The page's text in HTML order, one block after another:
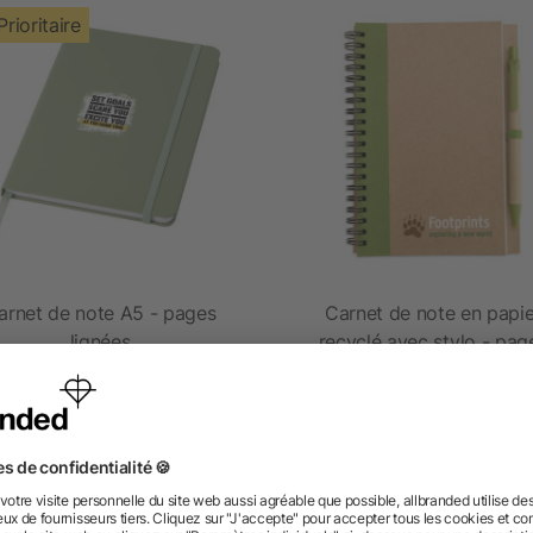
de note A5 - pages
lignées
dès 0,97 €
Carnet de note en
recyclé avec stylo -